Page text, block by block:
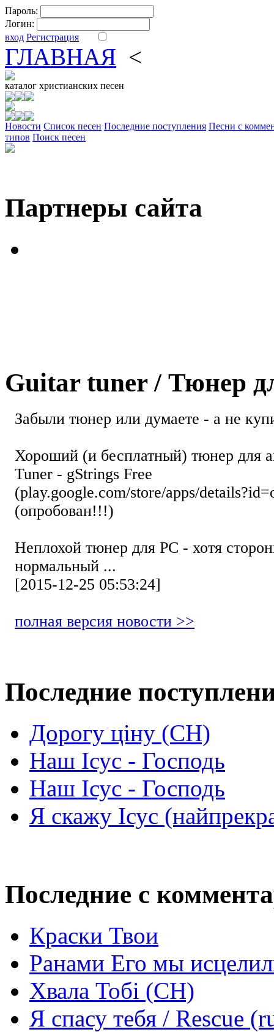
Пароль:
Логин:
вход Регистрация
ГЛАВНАЯ <
каталог христианских песен
Новости Cписок песен Последние поступления Песни с
типов Поиск песен
Партнеры сайта
Guitar tuner / Тюнер
Забыли тюнер или думаете - а не
Хороший (и бесплатный) тюнер для
Tuner - gStrings Free
(play.google.com/store/apps/
(опробован!!!)
Неплохой тюнер для РС - хотя
нормальный ...
[2015-12-25 05:53:24]
полная версия новости >>
Последние
Дорогу ціну (СН)
Наш Ісус - Господь
Наш Ісус - Господь
Я скажу Ісус
Последние с
Краски Твои
Ранами Его мы
Хвала Тобі (СН)
Я спасу тебя / Rescue